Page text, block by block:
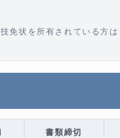
免状を所有されている方は
書類締切